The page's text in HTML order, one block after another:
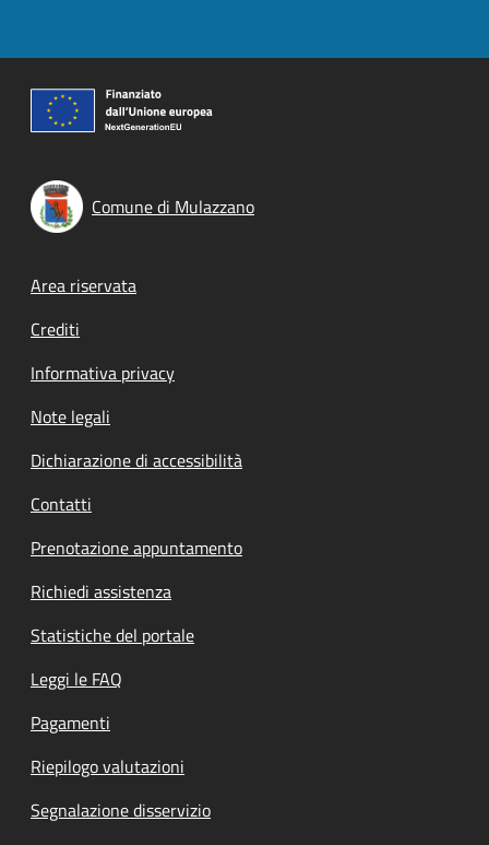
Comune di Mulazzano
Footer menu
Area riservata
Crediti
Informativa privacy
Note legali
Dichiarazione di accessibilità
Contatti
Prenotazione appuntamento
Richiedi assistenza
Statistiche del portale
Leggi le FAQ
Pagamenti
Riepilogo valutazioni
Segnalazione disservizio